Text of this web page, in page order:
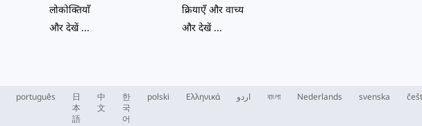
लोकोक्तियाँ
और देखें...
क्रियाएँ और वाच्य
और देखें...
português
日
本
語
中
文
한
국
어
polski Ελληνικά اردو বাংলা Nederlands svenska